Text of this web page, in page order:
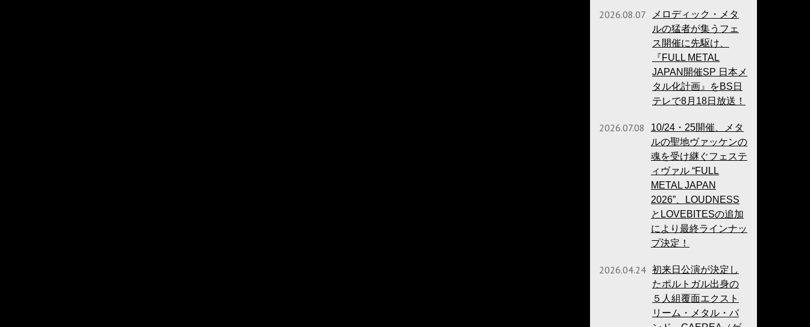
2026.08.07
メロディック・メタ
ルの猛者が集うフェ
ス開催に先駆け、
『FULL METAL
JAPAN開催SP 日本メ
タル化計画』をBS日
テレで8月18日放送！
2026.07.08
10/24・25開催、メタ
ルの聖地ヴァッケンの
魂を受け継ぐフェステ
ィヴァル “FULL
METAL JAPAN
2026”、LOUDNESS
とLOVEBITESの追加
により最終ラインナッ
プ決定！
2026.04.24 初来日公演が決定し
たポルトガル出身の
５人組覆面エクスト
リーム・メタル・バ